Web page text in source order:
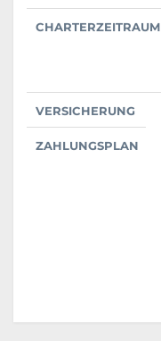
CHARTERZEITRAUM
VERSICHERUNG
ZAHLUNGSPLAN